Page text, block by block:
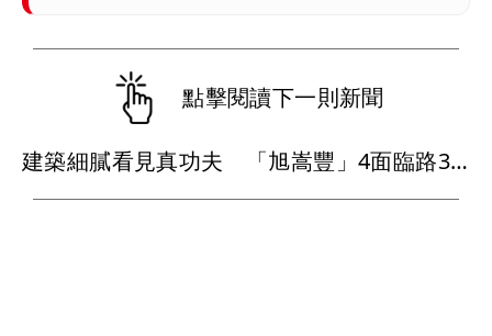
點擊閱讀下一則新聞
建築細膩看見真功夫 「旭嵩豐」4面臨路3房均質打造亞灣耐震地標